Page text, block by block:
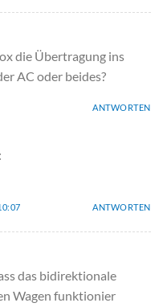
die Übertragung ins
AC oder beides?
ANTWORTEN
ANTWORTEN
das bidirektionale
Wagen funktionier